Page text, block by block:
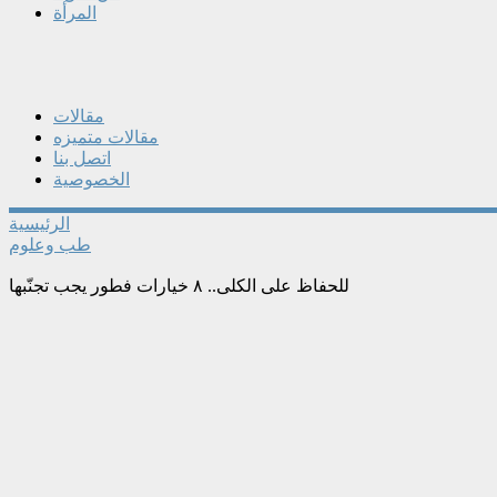
المرأة
مقالات
مقالات متميزه
اتصل بنا
الخصوصية
الرئيسية
طب وعلوم
للحفاظ على الكلى.. ٨ خيارات فطور يجب تجنّبها